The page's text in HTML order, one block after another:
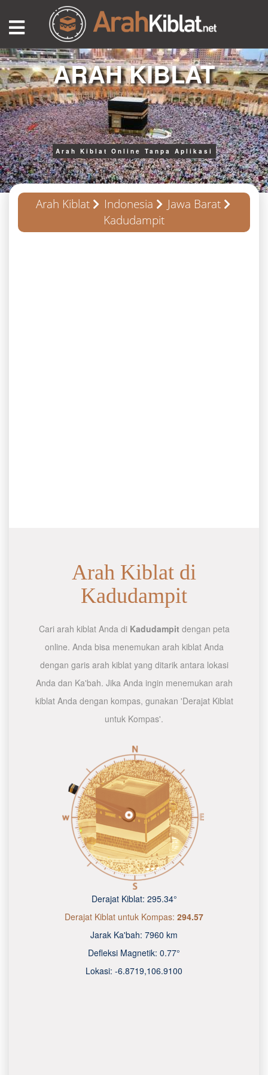
ARAH KIBLAT
Arah Kiblat Online Tanpa Aplikasi
Arah Kiblat Indonesia
Jawa Barat
Kadudampit
Arah Kiblat di
Kadudampit
Cari arah kiblat Anda di Kadudampit dengan peta
online. Anda bisa menemukan arah kiblat Anda
dengan garis arah kiblat yang ditarik antara lokasi
Anda dan Ka'bah. Jika Anda ingin menemukan arah
kiblat Anda dengan kompas, gunakan 'Derajat Kiblat
untuk Kompas'.
Derajat Kiblat: 295.34°
Derajat Kiblat untuk Kompas: 294.57
Jarak Ka'bah: 7960 km
Defleksi Magnetik: 0.77°
Lokasi: -6.8719,106.9100